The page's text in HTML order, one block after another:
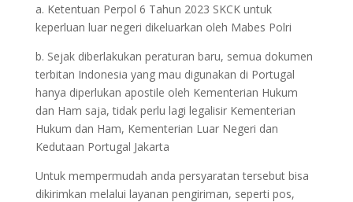
a. Ketentuan Perpol 6 Tahun 2023 SKCK untuk
keperluan luar negeri dikeluarkan oleh Mabes Polri
b. Sejak diberlakukan peraturan baru, semua dokumen
terbitan Indonesia yang mau digunakan di Portugal
hanya diperlukan apostile oleh Kementerian Hukum
dan Ham saja, tidak perlu lagi legalisir Kementerian
Hukum dan Ham, Kementerian Luar Negeri dan
Kedutaan Portugal Jakarta
Untuk mempermudah anda persyaratan tersebut bisa
dikirimkan melalui layanan pengiriman, seperti pos,